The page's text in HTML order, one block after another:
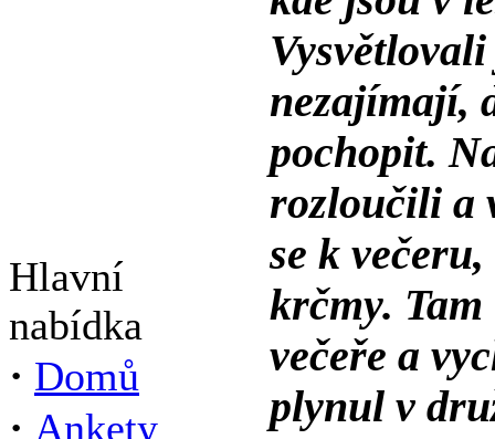
Hlavní
nabídka
· Domů
· Ankety
nezajímají,
pochopit.
rozloučili a
se k
krčmy.
večeře a
plynul v